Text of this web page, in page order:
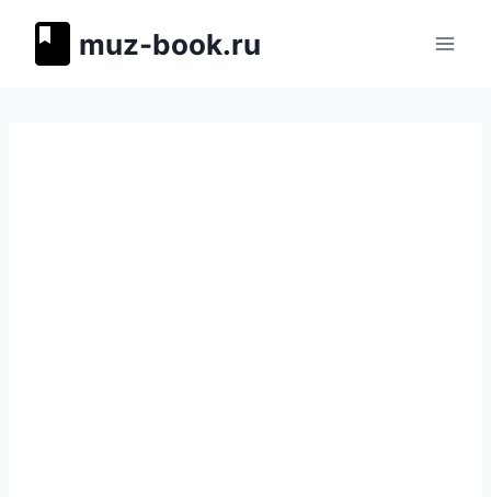
muz-book.ru